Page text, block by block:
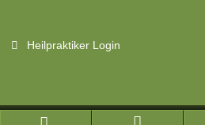
Heilpraktiker Login
Branchenportal Software made in Germany